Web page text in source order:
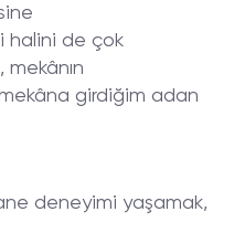
halini de çok
mekânın
girdiğim adan
deneyimi yaşamak,